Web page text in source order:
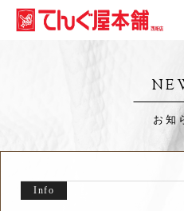
お知
Info